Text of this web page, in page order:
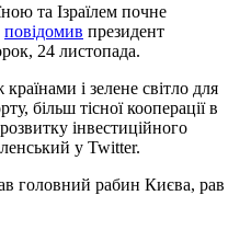
та Ізраїлем почне
повідомив президент
24 листопада.
і зелене світло для
більш тісної кооперації в
інвестиційного
у Twitter.
головний рабин Києва, рав